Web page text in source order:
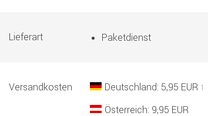
Lieferart Paketdienst
Versandkosten Deutschland: 5,95 EUR 1
Österreich: 9,95 EUR